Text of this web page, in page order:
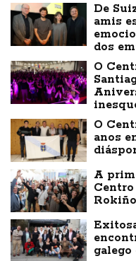
De
amis
dos
O
O
anos
A
Rokiño